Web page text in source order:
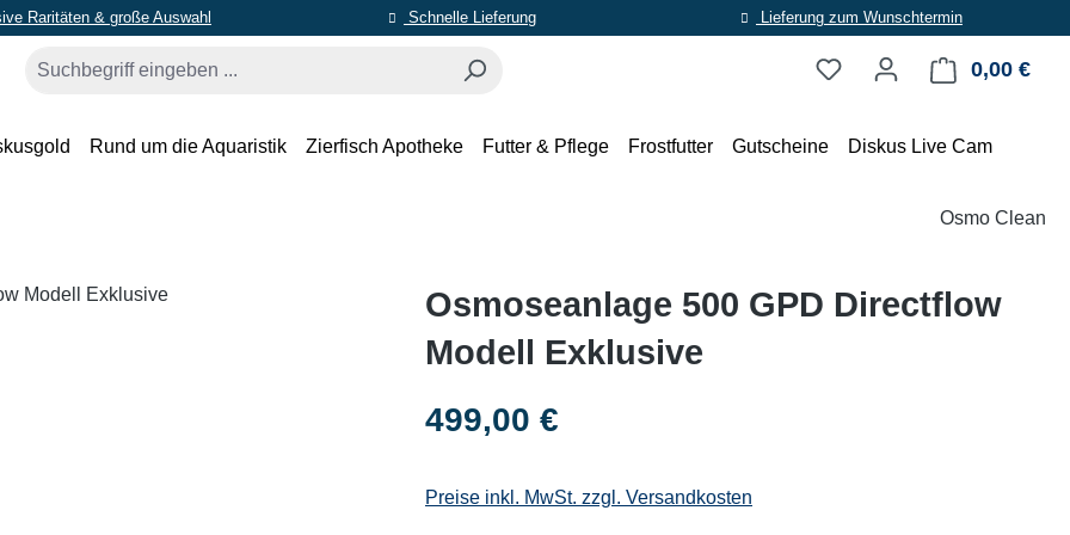
Raritäten & große Auswahl Schnelle Lieferung Lieferung zum Wunschtermin
0,00 €
Rund um die Aquaristik Zierfisch Apotheke Futter & Pflege Frostfutter Gutscheine Diskus Live Cam
Osmo Clean
Osmoseanlage 500 GPD Directflow
Modell Exklusive
Regulärer Preis:
499,00 €
Preise inkl. MwSt. zzgl. Versandkosten